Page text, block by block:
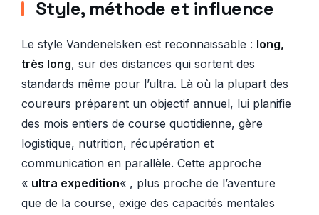
Style, méthode et influence
Le style Vandenelsken est reconnaissable : long,
très long, sur des distances qui sortent des
standards même pour l’ultra. Là où la plupart des
coureurs préparent un objectif annuel, lui planifie
des mois entiers de course quotidienne, gère
logistique, nutrition, récupération et
communication en parallèle. Cette approche
« ultra expedition« , plus proche de l’aventure
que de la course, exige des capacités mentales